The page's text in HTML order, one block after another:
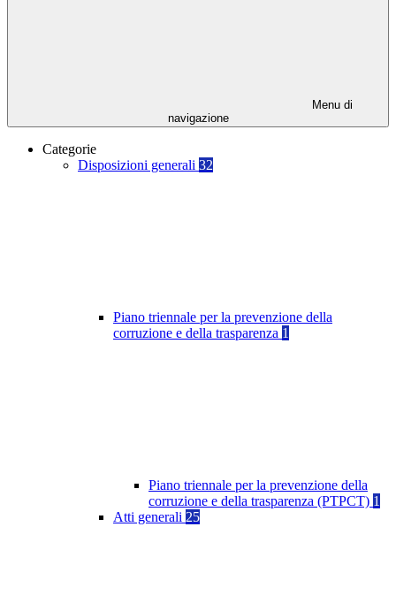
Menu di
navigazione
Categorie
Disposizioni generali 32
Piano triennale per la prevenzione della
corruzione e della trasparenza 1
Piano triennale per la prevenzione della
corruzione e della trasparenza (PTPCT) 1
Atti generali 25